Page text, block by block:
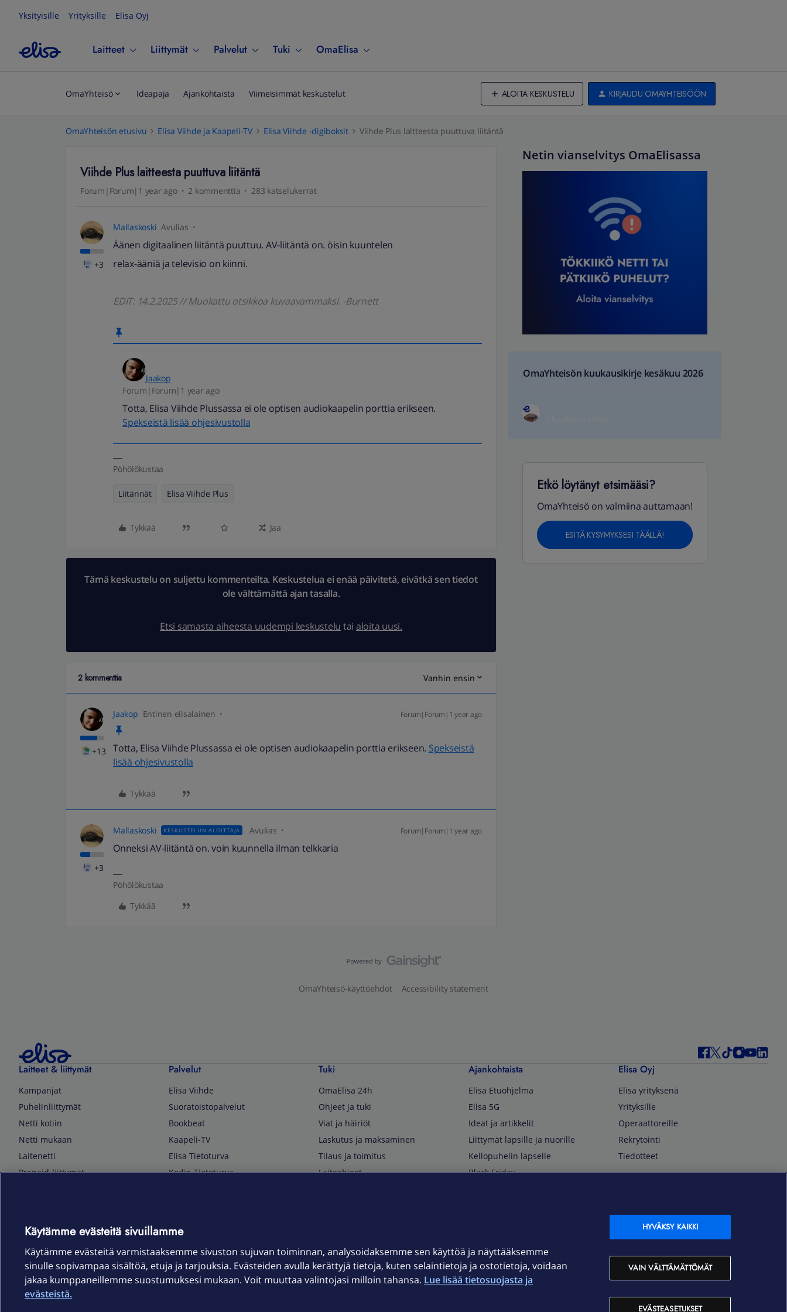
Yksityisille Yrityksille Elisa Oyj
Laitteet Liittymät Palvelut Tuki OmaElisa
OmaYhteisö Ideapaja Ajankohtaista Viimeisimmät keskustelut ALOITA KESKUSTELU KIRJAUDU OMAYHTEISÖÖN
OmaYhteisön etusivu Elisa Viihde ja Kaapeli-TV Elisa Viihde -digiboksit Viihde Plus laitteesta puuttuva liitäntä
Viihde Plus laitteesta puuttuva liitäntä
Forum|Forum|1 year ago 2 kommenttia 283 katselukerrat
+3
Mallaskoski Avulias
Äänen digitaalinen liitäntä puuttuu. AV-liitäntä on. öisin kuuntelen
relax-ääniä ja televisio on kiinni.
EDIT: 14.2.2025 // Muokattu otsikkoa kuvaavammaksi. -Burnett
Jaakop
Forum|Forum|1 year ago
Totta, Elisa Viihde Plussassa ei ole optisen audiokaapelin porttia erikseen.
Spekseistä lisää ohjesivustolla
Pöhölökustaa
Liitännät Elisa Viihde Plus
Tykkää Jaa
Tämä keskustelu on suljettu kommenteilta. Keskustelua ei enää päivitetä, eivätkä sen tiedot
ole välttämättä ajan tasalla.
Etsi samasta aiheesta uudempi keskustelu tai aloita uusi.
2 kommenttia Vanhin ensin
+13
Jaakop Entinen elisalainen Forum|Forum|1 year ago
Totta, Elisa Viihde Plussassa ei ole optisen audiokaapelin porttia erikseen. Spekseistä
lisää ohjesivustolla
Tykkää
+3
Mallaskoski KESKUSTELUN ALOITTAJA Avulias Forum|Forum|1 year ago
Onneksi AV-liitäntä on. voin kuunnella ilman telkkaria
Pöhölökustaa
Tykkää
Netin vianselvitys OmaElisassa
OmaYhteisön kuukausikirje kesäkuu 2026
Etkö löytänyt etsimääsi?
OmaYhteisö on valmiina auttamaan!
ESITÄ KYSYMYKSESI TÄÄLLÄ!
OmaYhteisö-käyttöehdot Accessibility statement
Laitteet & liittymät
Kampanjat
Puhelinliittymät
Netti kotiin
Netti mukaan
Laitenetti
Prepaid-liittymät
TV & audio
Kodinkoneet
Kamerat ja dronet
Kellot ja rannekkeet
Palvelut
Elisa Viihde
Suoratoistopalvelut
Bookbeat
Kaapeli-TV
Elisa Tietoturva
Kodin Tietoturva
Elisa Kotiverkko
Elisa Pilvilinna
Elisa Laiteturva
Elisa Rinnakkaisliittymät
Tuki
OmaElisa 24h
Ohjeet ja tuki
Viat ja häiriöt
Laskutus ja maksaminen
Tilaus ja toimitus
Laiteohjeet
Kuuluvuuskartta
Asiakastiedotteet
OmaElisa-sovellus
Ajankohtaista
Elisa Etuohjelma
Elisa 5G
Ideat ja artikkelit
Liittymät lapsille ja nuorille
Kellopuhelin lapselle
Black Friday
Elisa Oyj
Elisa yrityksenä
Yrityksille
Operaattoreille
Rekrytointi
Tiedotteet
OmaElisa Self Service
Moving to Finland
Elisa Corporation
Kundtjänst
Käytämme evästeitä sivuillamme
Käytämme evästeitä varmistaaksemme sivuston sujuvan toiminnan, analysoidaksemme sen käyttöä ja näyttääksemme
sinulle sopivampaa sisältöä, etuja ja tarjouksia. Evästeiden avulla kerättyjä tietoja, kuten selaintietoja ja ostotietoja, voidaan
jakaa kumppaneillemme suostumuksesi mukaan. Voit muuttaa valintojasi milloin tahansa. Lue lisää tietosuojasta ja
evästeistä.
EVÄSTEASETUKSET
VAIN VÄLTTÄMÄTTÖMÄT
HYVÄKSY KAIKKI